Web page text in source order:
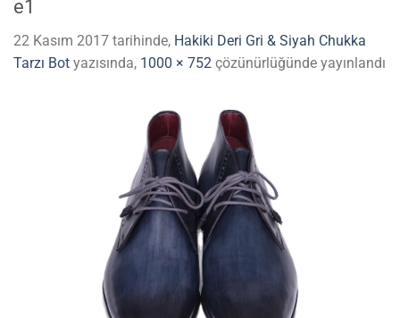
e1
22 Kasım 2017 tarihinde, Hakiki Deri Gri & Siyah Chukka
Tarzı Bot yazısında, 1000 × 752 çözünürlüğünde yayınlandı